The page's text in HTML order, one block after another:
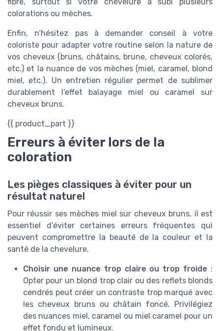
colorations ou mèches.
Enfin, n’hésitez pas à demander conseil à votre
coloriste pour adapter votre routine selon la nature de
vos cheveux (bruns, châtains, brune, cheveux colorés,
etc.) et la nuance de vos mèches (miel, caramel, blond
miel, etc.). Un entretien régulier permet de sublimer
durablement l’effet balayage miel ou caramel sur
cheveux bruns.
{{ product_part }}
Erreurs à éviter lors de la
coloration
Les pièges classiques à éviter pour un
résultat naturel
Pour réussir ses mèches miel sur cheveux bruns, il est
essentiel d’éviter certaines erreurs fréquentes qui
peuvent compromettre la beauté de la couleur et la
santé de la chevelure.
Choisir une nuance trop claire ou trop froide :
Opter pour un blond trop clair ou des reflets blonds
cendrés peut créer un contraste trop marqué avec
les cheveux bruns ou châtain foncé. Privilégiez
des nuances miel, caramel ou miel caramel pour un
effet fondu et lumineux.